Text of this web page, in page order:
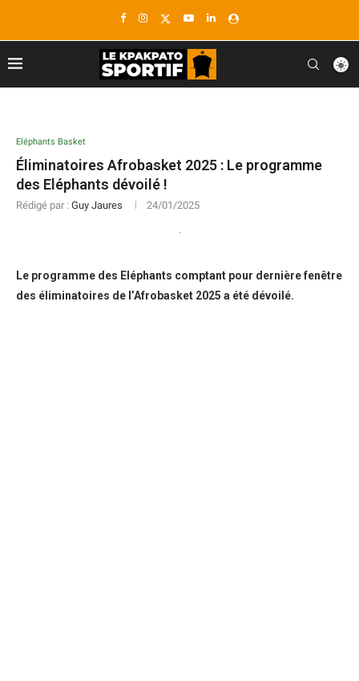
Eléphants Basket
Éliminatoires Afrobasket 2025 : Le programme
des Eléphants dévoilé !
Rédigé par : Guy Jaures 24/01/2025
Le programme des Eléphants comptant pour dernière fenêtre
des éliminatoires de l’Afrobasket 2025 a été dévoilé.